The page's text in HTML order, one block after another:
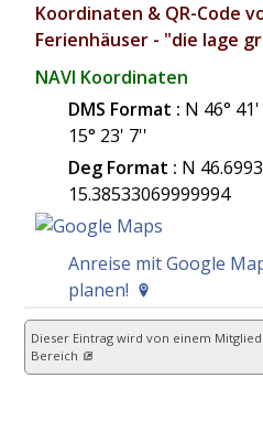
Koordinaten & QR-Code
Ferienhäuser - "die lage
NAVI Koordinaten
DMS Format : N 46°
15° 23' 7''
Deg Format : N
15.38533069999994
Anreise mit Google
planen!
Dieser Eintrag wird von einem
Bereich